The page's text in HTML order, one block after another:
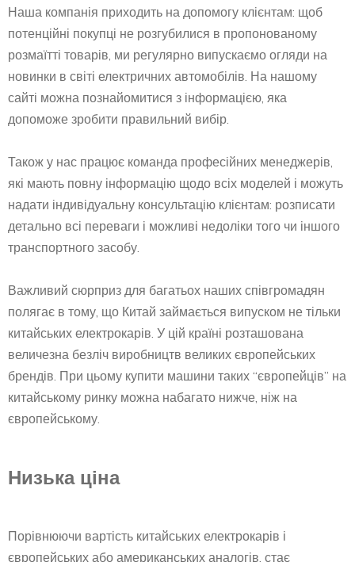
Наша компанія приходить на допомогу клієнтам: щоб
потенційні покупці не розгубилися в пропонованому
розмаїтті товарів, ми регулярно випускаємо огляди на
новинки в світі електричних автомобілів. На нашому
сайті можна познайомитися з інформацією, яка
допоможе зробити правильний вибір.
Також у нас працює команда професійних менеджерів,
які мають повну інформацію щодо всіх моделей і можуть
надати індивідуальну консультацію клієнтам: розписати
детально всі переваги і можливі недоліки того чи іншого
транспортного засобу.
Важливий сюрприз для багатьох наших співгромадян
полягає в тому, що Китай займається випуском не тільки
китайських електрокарів. У цій країні розташована
величезна безліч виробництв великих європейських
брендів. При цьому купити машини таких “європейців” на
китайському ринку можна набагато нижче, ніж на
європейському.
Низька ціна
Порівнюючи вартість китайських електрокарів і
європейських або американських аналогів, стає